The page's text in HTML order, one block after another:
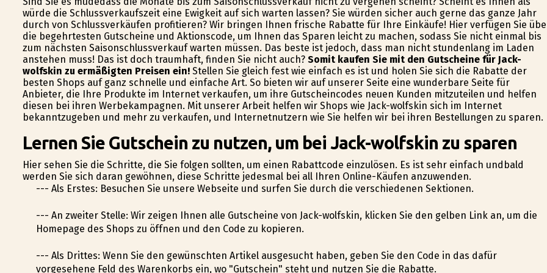
würde die Schlussverkaufszeit eine Ewigkeit auf sich warten lassen? Sie würden sicher auch gerne das ganze Jahr
durch von Schlussverkäufen profitieren? Wir bringen Ihnen frische Rabatte für Ihre Einkäufe! Hier verfügen Sie
die begehrtesten Gutscheine und Aktionscode, um Ihnen das Sparen leicht zu machen, sodass Sie nicht einmal bis
zum nächsten Saisonschlussverkauf warten müssen. Das beste ist jedoch, dass man nicht stundenlang im Laden
anstehen muss! Das ist doch traumhaft, finden Sie nicht auch? Somit kaufen Sie mit den Gutscheine für Jack-
wolfskin zu ermäßigten Preisen ein!Stellen Sie gleich fest wie einfach es ist und holen Sie sich die Rabatte der
besten Shops auf ganz schnelle und einfache Art. So bieten wir auf unserer Seite eine wunderbare Seite für
Anbieter, die Ihre Produkte im Internet verkaufen, um ihre Gutscheincodes neuen Kunden mitzuteilen und helfen
diesen bei ihren Werbekampagnen. Mit unserer Arbeit helfen wir Shops wie Jack-wolfskin sich im Internet
bekanntzugeben und mehr zu verkaufen, und Internetnutzern wie Sie helfen wir bei ihren Bestellungen zu sparen.
Lernen Sie Gutschein zu nutzen, um bei Jack-wolfskin zu sparen
Hier sehen Sie die Schritte, die Sie folgen sollten, um einen Rabattcode einzulösen. Es ist sehr einfach undbald
werden Sie sich daran gewöhnen, diese Schritte jedesmal bei all Ihren Online-Käufen anzuwenden.
--- Als Erstes: Besuchen Sie unsere Webseite und surfen Sie durch die verschiedenen Sektionen.
--- An zweiter Stelle: Wir zeigen Ihnen alle Gutscheine von Jack-wolfskin, klicken Sie den gelben Link an, um die
Homepage des Shops zu öffnen und den Code zu kopieren.
--- Als Drittes: Wenn Sie den gewünschten Artikel ausgesucht haben, geben Sie den Code in das dafür
vorgesehene Feld des Warenkorbs ein, wo "Gutschein" steht und nutzen Sie die Rabatte.